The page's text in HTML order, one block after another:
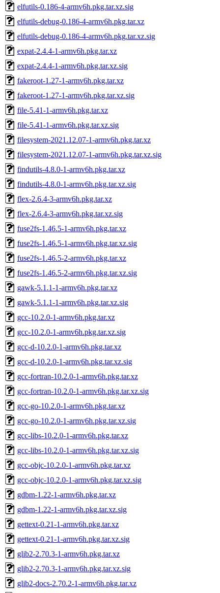
elfutils-0.186-4-armv6h.pkg.tar.xz.sig
elfutils-debug-0.186-4-armv6h.pkg.tar.xz
elfutils-debug-0.186-4-armv6h.pkg.tar.xz.sig
expat-2.4.4-1-armv6h.pkg.tar.xz
expat-2.4.4-1-armv6h.pkg.tar.xz.sig
fakeroot-1.27-1-armv6h.pkg.tar.xz
fakeroot-1.27-1-armv6h.pkg.tar.xz.sig
file-5.41-1-armv6h.pkg.tar.xz
file-5.41-1-armv6h.pkg.tar.xz.sig
filesystem-2021.12.07-1-armv6h.pkg.tar.xz
filesystem-2021.12.07-1-armv6h.pkg.tar.xz.sig
findutils-4.8.0-1-armv6h.pkg.tar.xz
findutils-4.8.0-1-armv6h.pkg.tar.xz.sig
flex-2.6.4-3-armv6h.pkg.tar.xz
flex-2.6.4-3-armv6h.pkg.tar.xz.sig
fuse2fs-1.46.5-1-armv6h.pkg.tar.xz
fuse2fs-1.46.5-1-armv6h.pkg.tar.xz.sig
fuse2fs-1.46.5-2-armv6h.pkg.tar.xz
fuse2fs-1.46.5-2-armv6h.pkg.tar.xz.sig
gawk-5.1.1-1-armv6h.pkg.tar.xz
gawk-5.1.1-1-armv6h.pkg.tar.xz.sig
gcc-10.2.0-1-armv6h.pkg.tar.xz
gcc-10.2.0-1-armv6h.pkg.tar.xz.sig
gcc-d-10.2.0-1-armv6h.pkg.tar.xz
gcc-d-10.2.0-1-armv6h.pkg.tar.xz.sig
gcc-fortran-10.2.0-1-armv6h.pkg.tar.xz
gcc-fortran-10.2.0-1-armv6h.pkg.tar.xz.sig
gcc-go-10.2.0-1-armv6h.pkg.tar.xz
gcc-go-10.2.0-1-armv6h.pkg.tar.xz.sig
gcc-libs-10.2.0-1-armv6h.pkg.tar.xz
gcc-libs-10.2.0-1-armv6h.pkg.tar.xz.sig
gcc-objc-10.2.0-1-armv6h.pkg.tar.xz
gcc-objc-10.2.0-1-armv6h.pkg.tar.xz.sig
gdbm-1.22-1-armv6h.pkg.tar.xz
gdbm-1.22-1-armv6h.pkg.tar.xz.sig
gettext-0.21-1-armv6h.pkg.tar.xz
gettext-0.21-1-armv6h.pkg.tar.xz.sig
glib2-2.70.3-1-armv6h.pkg.tar.xz
glib2-2.70.3-1-armv6h.pkg.tar.xz.sig
glib2-docs-2.70.2-1-armv6h.pkg.tar.xz